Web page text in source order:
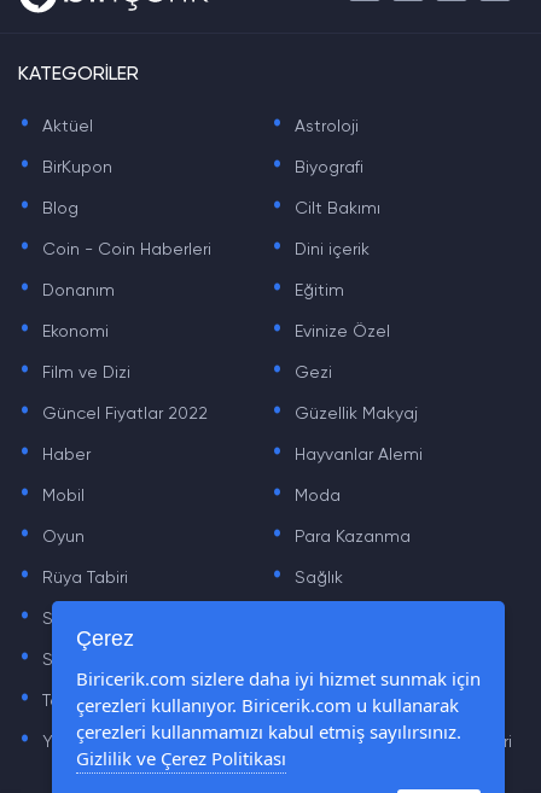
KATEGORİLER
. Aktüel . Astroloji
. BirKupon . Biyografi
. Blog . Cilt Bakımı
. Coin - Coin Haberleri . Dini içerik
. Donanım . Eğitim
. Ekonomi . Evinize Özel
. Film ve Dizi . Gezi
. Güncel Fiyatlar 2022 . Güzellik Makyaj
. Haber . Hayvanlar Alemi
. Mobil . Moda
. Oyun . Para Kazanma
. Rüya Tabiri . Sağlık
. Sinema .
. Sözler
. Teknoloji Haberleri . Yaşam
. Yazılım Haberleri . Yiyecek Önerileri ve Tarifleri
Çerez
Biricerik.com sizlere daha iyi hizmet sunmak için
çerezleri kullanıyor. Biricerik.com u kullanarak
çerezleri kullanmamızı kabul etmiş sayılırsınız.
Gizlilik ve Çerez Politikası